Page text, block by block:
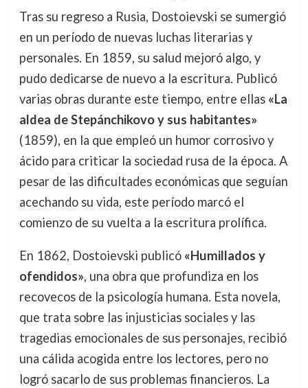
Tras su regreso a Rusia, Dostoievski se sumergió
en un período de nuevas luchas literarias y
personales. En 1859, su salud mejoró algo, y
pudo dedicarse de nuevo a la escritura. Publicó
varias obras durante este tiempo, entre ellas «La
aldea de Stepánchikovo y sus habitantes»
(1859), en la que empleó un humor corrosivo y
ácido para criticar la sociedad rusa de la época. A
pesar de las dificultades económicas que seguían
acechando su vida, este período marcó el
comienzo de su vuelta a la escritura prolífica.
En 1862, Dostoievski publicó «Humillados y
ofendidos», una obra que profundiza en los
recovecos de la psicología humana. Esta novela,
que trata sobre las injusticias sociales y las
tragedias emocionales de sus personajes, recibió
una cálida acogida entre los lectores, pero no
logró sacarlo de sus problemas financieros. La